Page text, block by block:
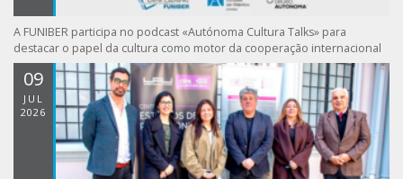
A FUNIBER participa no podcast «Autónoma Cultura Talks» para
destacar o papel da cultura como motor da cooperação internacional
09
JUL
2026